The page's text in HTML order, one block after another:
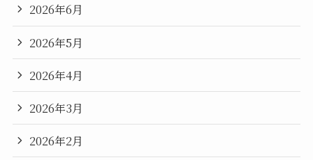
2026年6月
2026年5月
2026年4月
2026年3月
2026年2月